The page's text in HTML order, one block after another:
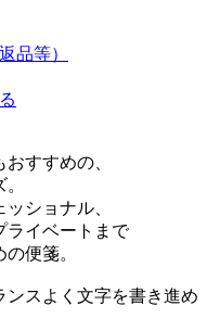
品等）
すすめの、
ショナル、
ライベートまで
便箋。
スよく文字を書き進め